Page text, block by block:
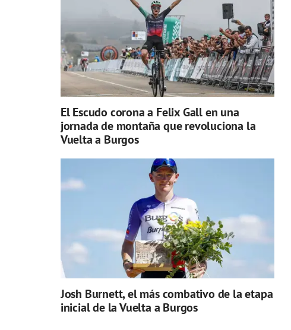
El Escudo corona a Felix Gall en una
jornada de montaña que revoluciona la
Vuelta a Burgos
Josh Burnett, el más combativo de la etapa
inicial de la Vuelta a Burgos